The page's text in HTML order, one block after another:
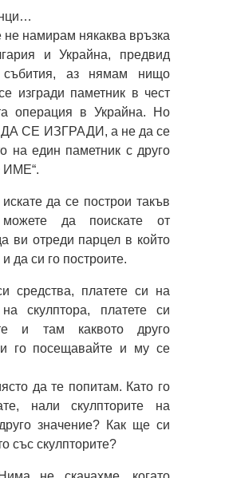
не намирам някаква връзка
и Украйна, предвид
събития, аз нямам нищо
изгради паметник в чест
операция в Украйна. Но
ДА СЕ ИЗГРАДИ, а не да се
на един паметник с друго
да се построи такъв
можете да поискате от
ви отреди парцел в който
и да си го построите.
средства, платете си на
на скулптора, платете си
и там каквото друго
го посещавайте и му се
да те попитам. Като го
нали скулпторите на
значение? Как ще си
със скулпторите?